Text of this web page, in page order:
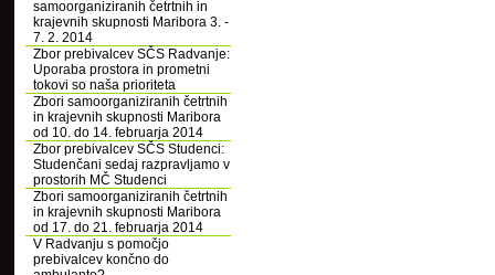
samoorganiziranih četrtnih in
krajevnih skupnosti Maribora 3. -
7. 2. 2014
Zbor prebivalcev SČS Radvanje:
Uporaba prostora in prometni
tokovi so naša prioriteta
Zbori samoorganiziranih četrtnih
in krajevnih skupnosti Maribora
od 10. do 14. februarja 2014
Zbor prebivalcev SČS Studenci:
Studenčani sedaj razpravljamo v
prostorih MČ Studenci
Zbori samoorganiziranih četrtnih
in krajevnih skupnosti Maribora
od 17. do 21. februarja 2014
V Radvanju s pomočjo
prebivalcev končno do